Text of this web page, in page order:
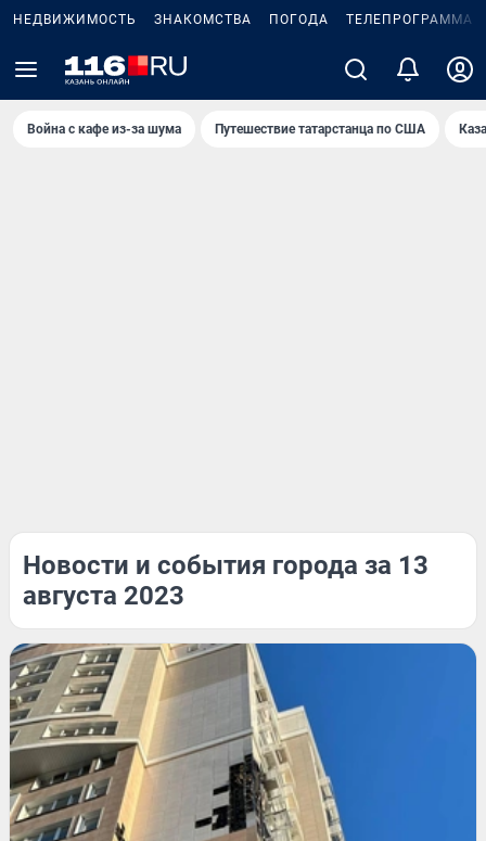
НЕДВИЖИМОСТЬ ЗНАКОМСТВА ПОГОДА ТЕЛЕПРОГРАММА
Война с кафе из-за шума Путешествие татарстанца по США
Новости и события города за 13
августа 2023